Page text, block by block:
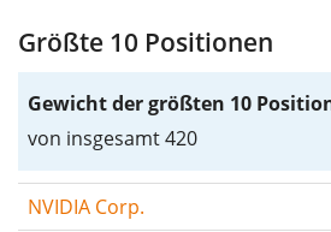
Größte 10 Positionen
Gewicht der größten 10
von insgesamt 420
NVIDIA Corp.